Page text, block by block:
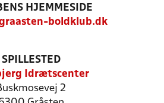
HJEMMESIDE
boldklub.dk
SPILLESTED
Idrætscenter
2